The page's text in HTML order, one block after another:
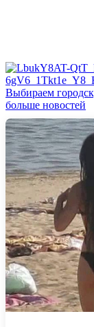
Выбираем
больше новостей